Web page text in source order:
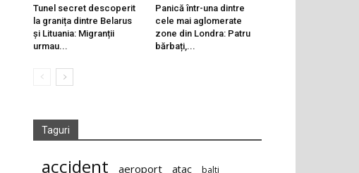
Tunel secret descoperit
la granița dintre Belarus
și Lituania: Migranții
urmau...
Panică într-una dintre
cele mai aglomerate
zone din Londra: Patru
bărbați,...
Taguri
accident aeroport atac balti